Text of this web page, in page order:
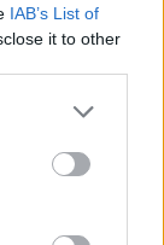
IAB’s List of
it to other
more Google
may click to
tags to
below Google
sikerült
és a